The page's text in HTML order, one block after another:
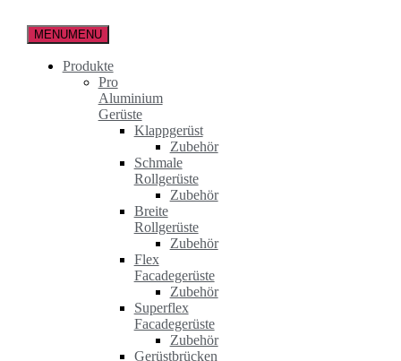
Inhalt
springen
MENUMENU
Produkte
Pro
Aluminium
Gerüste
Klappgerüst
Zubehör
Schmale
Rollgerüste
Zubehör
Breite
Rollgerüste
Zubehör
Flex
Facadegerüste
Zubehör
Superflex
Facadegerüste
Zubehör
Gerüstbrücken